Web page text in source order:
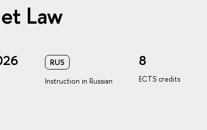
Law
RUS
Instruction in Russian
8
ECTS credits